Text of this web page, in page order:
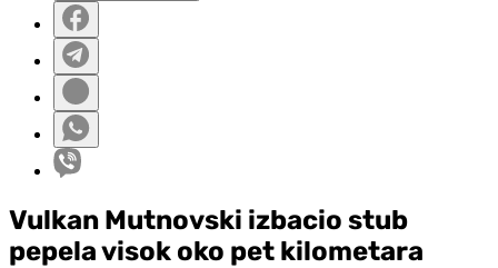
Vulkan Mutnovski izbacio stub
pepela visok oko pet kilometara